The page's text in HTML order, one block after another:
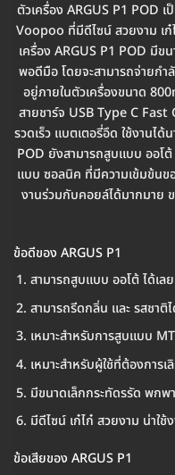
ตัวเครื่อง ARGUS P1 POD
Voopoo ที่มีดีไซน์ สวยงาม เก๋
เครื่อง ARGUS P1 POD มีข
พอดีมือ โดยจะสามารถจ่ายก
อยู่ภายในตัวเครื่องขนาด
สายชาร์จ USB Type C Fast
รวดเร็ว แบตเตอรี่อึด ใช้งานไ
POD ยังสามารถสูบแบบ ออโต้
แบบ ซอลนิค ที่มีความเข้มข้นข
งานร่วมกับคอยล์ได้มากมาย
ข้อดีของ ARGUS P1
สามารถสูบแบบ ออโต้ ได้เลย
สามารถรีดกลิ่น และ รสชาติ
เหมาะสำหรับการสูบแบบ
เหมาะสำหรับผู้ใช้ที่ต้องการเ
มีขนาดเล็กกระทัดรรัด พก
มีดีไซน์ เก๋ไก๋ สวยงาม น่าใช้
ข้อเสียของ ARGUS P1